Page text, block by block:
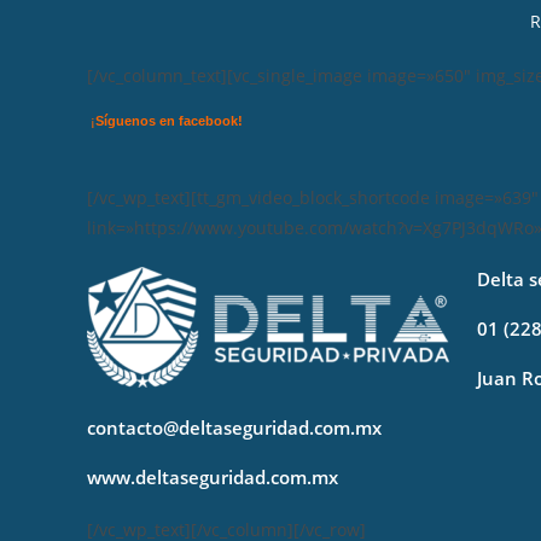
[/vc_column_text][vc_single_image image=»650″
¡Síguenos en facebook!
[/vc_wp_text][tt_gm_video_block_shortcode
link=»https://www.youtube.com/
Delta
01
Juan
contacto@deltaseguridad.com.mx
www.deltaseguridad.com.mx
[/vc_wp_text][/vc_column][/vc_row]